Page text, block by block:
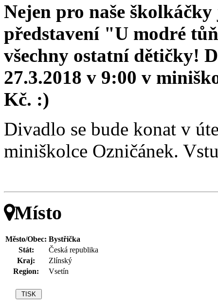
Nejen pro naše
představení "U modré
všechny ostatní dětičky!
27.3.2018 v 9:00 v
Kč. :)
Divadlo se bude konat v
miniškolce Ozničánek.
Místo
Město/Obec: Bystřička
Stát:
Česká republika
Kraj:
Zlínský
Region:
Vsetín